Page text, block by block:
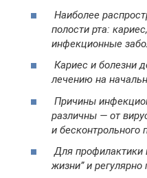
Наиболее
полости рта:
инфекционные
Кариес и болезни
лечению на
Причины
различны — от
и бесконтрольного
Для профилактики
жизни” и